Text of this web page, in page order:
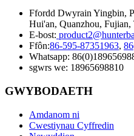
Ffordd Dwyrain Yingbin,
Hui'an, Quanzhou, Fujian,
E-bost:
Ffôn:86-595-87351963,
Whatsapp:
sgwrs we: 18965698810
GWYBODAETH
Amdanom ni
Cwestiynau Cyffredin